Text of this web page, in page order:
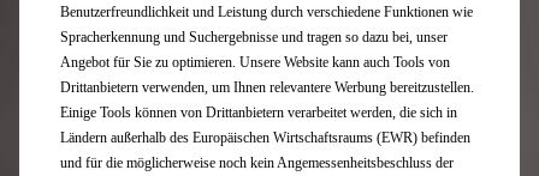
Angebot freibleibend und nur gültig bei
Vertragseingang beim Leasinggeber bis
30.06.2026. Nicht kombinierbar mit anderen
Sonderkonditionen oder Rahmenabkommen. Über
alle Detailbedingungen informiert Sie gerne Ihr
teilnehmender DS AUTOMOBILES Partner.
Benutzerfreundlichkeit und Leistung durch verschiedene Funktionen wie
Spracherkennung und Suchergebnisse und tragen so dazu bei, unser
Angebot für Sie zu optimieren. Unsere Website kann auch Tools von
Drittanbietern verwenden, um Ihnen relevantere Werbung bereitzustellen.
Einige Tools können von Drittanbietern verarbeitet werden, die sich in
Ländern außerhalb des Europäischen Wirtschaftsraums (EWR) befinden
und für die möglicherweise noch kein Angemessenheitsbeschluss der